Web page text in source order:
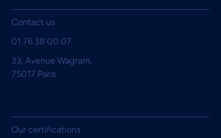
Protecting Health Data in the Workplace:
Balancing Confidentiality,
Multidisciplinary Collaboration, and
Contact us
01 76 38 00 07
33, Avenue Wagram,
75017 Paris
Our certifications